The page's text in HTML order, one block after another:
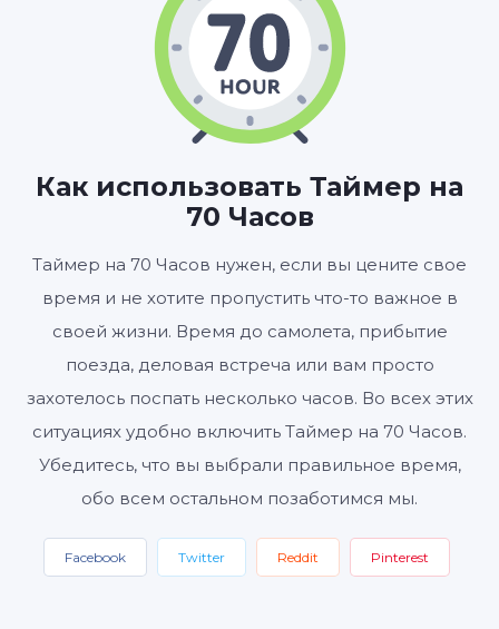
Как использовать Таймер на
70 Часов
Таймер на 70 Часов нужен, если вы цените свое
время и не хотите пропустить что-то важное в
своей жизни. Время до самолета, прибытие
поезда, деловая встреча или вам просто
захотелось поспать несколько часов. Во всех этих
ситуациях удобно включить Таймер на 70 Часов.
Убедитесь, что вы выбрали правильное время,
обо всем остальном позаботимся мы.
Facebook Twitter Reddit Pinterest
70 : 00
МИНУТЫ
: 00
Старт